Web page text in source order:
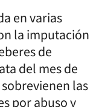
en varias
la imputación
de
del mes de
las
por abuso y